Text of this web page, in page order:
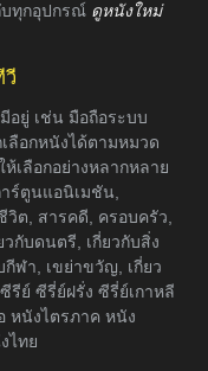
บทุกอุปกรณ์ ดูหนังใหม่
วี
ยู่ เช่น มือถือระบบ
ลือกหนังได้ตามหมวด
เลือกอย่างหลากหลาย
ร์ตูนแอนิเมชัน,
ต, สารคดี, ครอบครัว,
กับดนตรี, เกี่ยวกับสิ่ง
ฬา, เขย่าขวัญ, เกี่ยว
รีย์ ซีรี่ย์ฝรั่ง ซีรี่ย์เกาหลี
หนังไตรภาค หนัง
ไทย